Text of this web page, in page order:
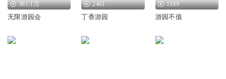
381.1万
无限游园会
2461
丁香游园
1199
游园不值